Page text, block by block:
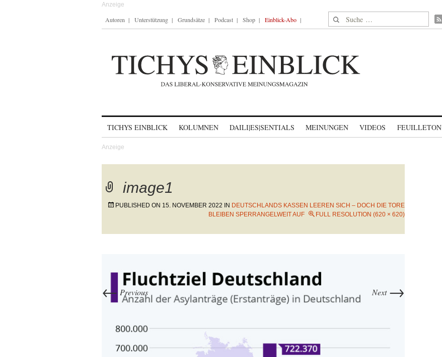
Autoren Unterstützung Grundsätze Podcast Shop Einblick-Abo Suche nach:
TICHYS EINBLICK KOLUMNEN DAILI|ES|SENTIALS MEINUNGEN VIDEOS FEUILLETON
image1
PUBLISHED ON 15. NOVEMBER 2022 IN DEUTSCHLANDS KASSEN LEEREN SICH – DOCH DIE TORE
BLEIBEN SPERRANGELWEIT AUF
FULL RESOLUTION (620 × 620)
← Previous Next →